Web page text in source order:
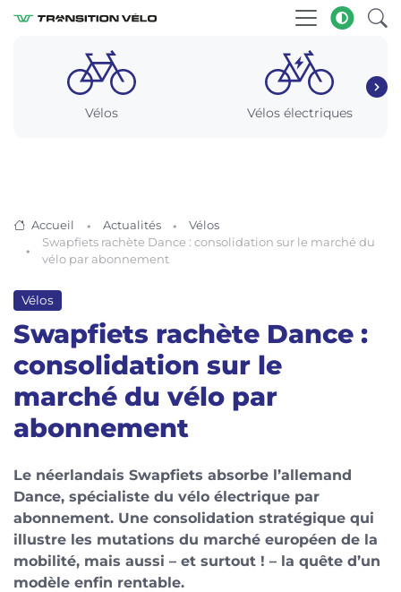
Vélos Vélos électriques
Accueil Actualités
Vélos
Swapfiets rachète Dance : consolidation sur le marché du
vélo par abonnement
Vélos
Swapfiets rachète Dance :
consolidation sur le
marché du vélo par
abonnement
Le néerlandais Swapfiets absorbe l’allemand
Dance, spécialiste du vélo électrique par
abonnement. Une consolidation stratégique qui
illustre les mutations du marché européen de la
mobilité, mais aussi – et surtout ! – la quête d’un
modèle enfin rentable.